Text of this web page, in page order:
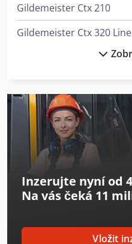
Gildemeister Ctx 210
Gildemeister Ctx 320
Gildemeister Ctx 400
Gildemeister Ctx 420
Gildemeister Ctx 500
Gildemeister Gac 42
Gildemeister Gs 20-6
Gildemeister Nef 320
Gildemeister Nef 320 K
Inzerujte nyní od
Na vás čeká 11
Vložit